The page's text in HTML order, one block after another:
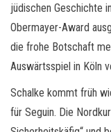
jüdischen Geschichte
Obermayer-Award
die frohe Botschaft
Auswärtsspiel in Köln
Schalke kommt früh
für Seguin. Die